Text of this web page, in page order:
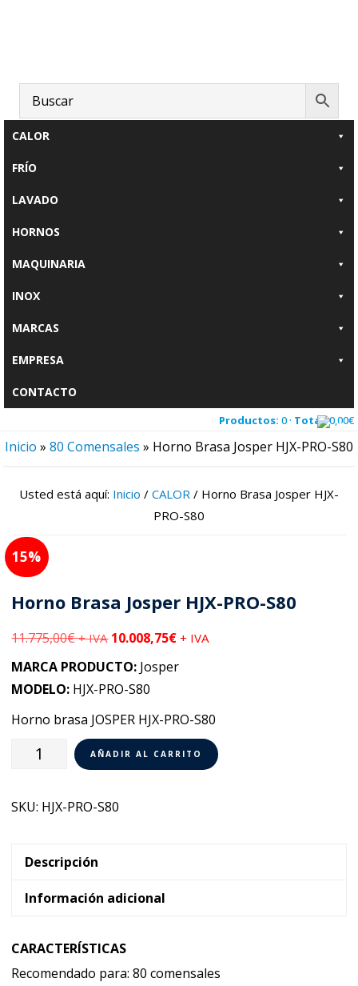
página
CALOR
FRÍO
LAVADO
HORNOS
MAQUINARIA
INOX
MARCAS
EMPRESA
CONTACTO
Productos: 0 · Total:0,00€
Inicio » 80 Comensales » Horno Brasa Josper HJX-PRO-S80
Usted está aquí: Inicio / CALOR / Horno Brasa Josper HJX-
PRO-S80
15
Horno Brasa Josper HJX-PRO-S80
11.775,00€ + IVA 10.008,75€ + IVA
MARCA PRODUCTO: Josper
MODELO: HJX-PRO-S80
Horno brasa JOSPER HJX-PRO-S80
Horno
HJX-
S80
AÑADIR AL CARRITO
SKU: HJX-PRO-S80
Descripción
Información adicional
CARACTERÍSTICAS
Recomendado para: 80 comensales